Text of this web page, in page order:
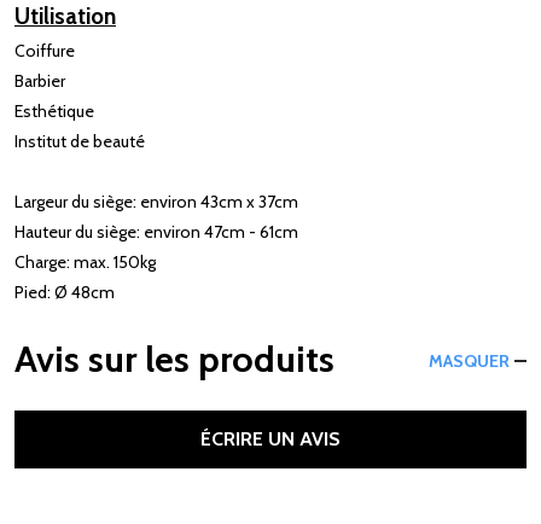
Utilisation
Coiffure
Barbier
Esthétique
Institut de beauté
Largeur du siège: environ 43cm x 37cm
Hauteur du siège: environ 47cm - 61cm
Charge: max. 150kg
Pied: Ø 48cm
Avis sur les produits MASQUER
ÉCRIRE UN AVIS